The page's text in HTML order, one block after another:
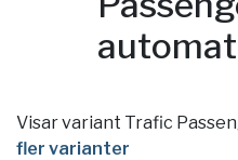
automat
Visar variant Trafic
fler varianter